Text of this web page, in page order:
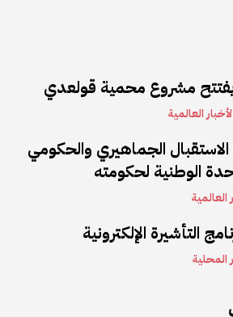
مشروع محمية قولعدي
العالمية
الجماهيري والحكومي
الوطنية لحكومته
العالمية
التأشيرة الإلكترونية
المحلية